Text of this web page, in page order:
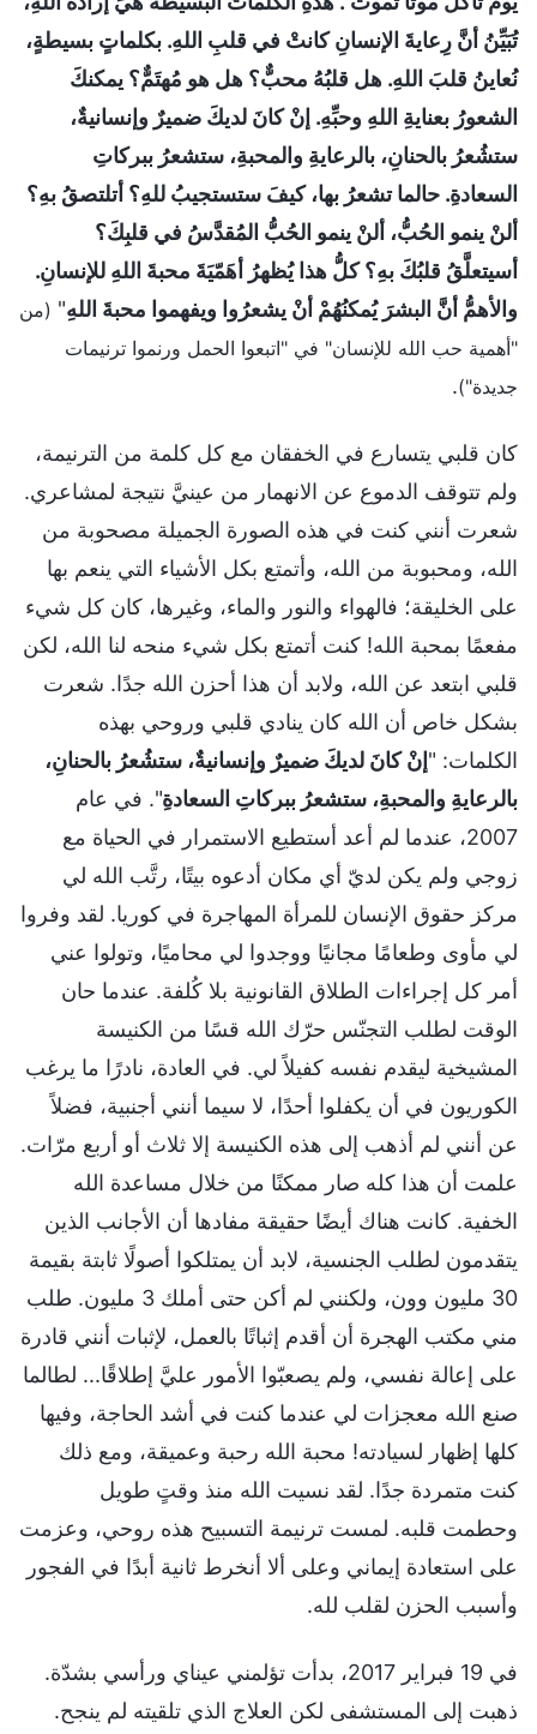
تُبَيِّنُ أنَّ رِعايةَ الإنسانِ كانتْ في قلبِ اللهِ. بكلماتٍ بسيطةٍ،
نُعاينُ قلبَ اللهِ. هل قلبُهُ محبٌّ؟ هل هو مُهتَمٌّ؟ يمكنكَ
الشعورُ بعنايةِ اللهِ وحبِّهِ. إنْ كانَ لديكَ ضميرٌ وإنسانيةٌ،
ستشُعرُ بالحنانِ، بالرعايةِ والمحبةِ، ستشعرُ ببركاتِ
السعادةِ. حالما تشعرُ بها، كيفَ ستستجيبُ للهِ؟ أتلتصقُ بهِ؟
ألنْ ينمو الحُبُّ، ألنْ ينمو الحُبُّ المُقدَّسُ في قلبِكَ؟
أسيتعلَّقُ قلبُكَ بهِ؟ كلُّ هذا يُظهرُ أهَمّيَةَ محبةَ اللهِ للإنسانِ.
والأهمُّ أنَّ البشرَ يُمكنُهُمْ أنْ يشعرُوا ويفهموا محبةَ اللهِ" (من
"أهمية حب الله للإنسان" في "اتبعوا الحمل ورنموا ترنيمات
جديدة").
كان قلبي يتسارع في الخفقان مع كل كلمة من الترنيمة،
ولم تتوقف الدموع عن الانهمار من عينيَّ نتيجة لمشاعري.
شعرت أنني كنت في هذه الصورة الجميلة مصحوبة من
الله، ومحبوبة من الله، وأتمتع بكل الأشياء التي ينعم بها
على الخليقة؛ فالهواء والنور والماء، وغيرها، كان كل شيء
مفعمًا بمحبة الله! كنت أتمتع بكل شيء منحه لنا الله، لكن
قلبي ابتعد عن الله، ولابد أن هذا أحزن الله جدًا. شعرت
بشكل خاص أن الله كان ينادي قلبي وروحي بهذه
الكلمات: "إنْ كانَ لديكَ ضميرٌ وإنسانيةٌ، ستشُعرُ بالحنانِ،
بالرعايةِ والمحبةِ، ستشعرُ ببركاتِ السعادةِ". في عام
2007، عندما لم أعد أستطيع الاستمرار في الحياة مع
زوجي ولم يكن لديّ أي مكان أدعوه بيتًا، رتَّب الله لي
مركز حقوق الإنسان للمرأة المهاجرة في كوريا. لقد وفروا
لي مأوى وطعامًا مجانيًا ووجدوا لي محاميًا، وتولوا عني
أمر كل إجراءات الطلاق القانونية بلا كُلفة. عندما حان
الوقت لطلب التجنّس حرّك الله قسًا من الكنيسة
المشيخية ليقدم نفسه كفيلاً لي. في العادة، نادرًا ما يرغب
الكوريون في أن يكفلوا أحدًا، لا سيما أنني أجنبية، فضلاً
عن أنني لم أذهب إلى هذه الكنيسة إلا ثلاث أو أربع مرّات.
علمت أن هذا كله صار ممكنًا من خلال مساعدة الله
الخفية. كانت هناك أيضًا حقيقة مفادها أن الأجانب الذين
يتقدمون لطلب الجنسية، لابد أن يمتلكوا أصولًا ثابتة بقيمة
30 مليون وون، ولكنني لم أكن حتى أملك 3 مليون. طلب
مني مكتب الهجرة أن أقدم إثباتًا بالعمل، لإثبات أنني قادرة
على إعالة نفسي، ولم يصعبّوا الأمور عليَّ إطلاقًا... لطالما
صنع الله معجزات لي عندما كنت في أشد الحاجة، وفيها
كلها إظهار لسيادته! محبة الله رحبة وعميقة، ومع ذلك
كنت متمردة جدًا. لقد نسيت الله منذ وقتٍ طويل
وحطمت قلبه. لمست ترنيمة التسبيح هذه روحي، وعزمت
على استعادة إيماني وعلى ألا أنخرط ثانية أبدًا في الفجور
وأسبب الحزن لقلب لله.
في 19 فبراير 2017، بدأت تؤلمني عيناي ورأسي بشدّة.
ذهبت إلى المستشفى لكن العلاج الذي تلقيته لم ينجح.